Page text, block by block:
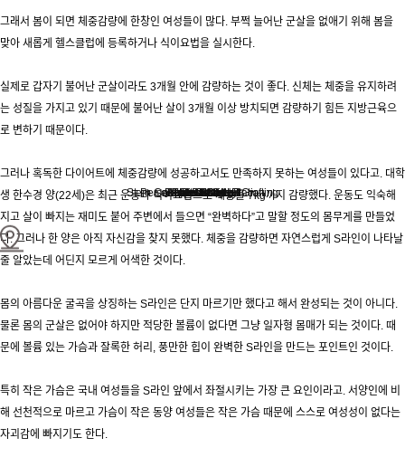
Personalized Consultation
Stem Cell
Stem Cell Liposuction & Grafting
Face & Body Lift
Petit & Lifting
Breast Surgery
LAST Diet
Eyes & Nose
Reviews
About TheLINE
그래서 봄이 되면 체중감량에 한창인 여성들이 많다. 부쩍 늘어난 군살을 없애기 위해 봄을
맞아 새롭게 헬스클럽에 등록하거나 식이요법을 실시한다.
실제로 갑자기 불어난 군살이라도 3개월 안에 감량하는 것이 좋다. 신체는 체중을 유지하려
는 성질을 가지고 있기 때문에 불어난 살이 3개월 이상 방치되면 감량하기 힘든 지방근육으
로 변하기 때문이다.
그러나 혹독한 다이어트에 체중감량에 성공하고서도 만족하지 못하는 여성들이 있다고. 대학
생 한수경 양(22세)은 최근 운동과 식이요법으로 체중을 7kg까지 감량했다. 운동도 익숙해
지고 살이 빠지는 재미도 붙어 주변에서 들으면 “완벽하다”고 말할 정도의 몸무게를 만들었
다. 그러나 한 양은 아직 자신감을 찾지 못했다. 체중을 감량하면 자연스럽게 S라인이 나타날
줄 알았는데 어딘지 모르게 어색한 것이다.
몸의 아름다운 굴곡을 상징하는 S라인은 단지 마르기만 했다고 해서 완성되는 것이 아니다.
물론 몸의 군살은 없어야 하지만 적당한 볼륨이 없다면 그냥 일자형 몸매가 되는 것이다. 때
문에 볼륨 있는 가슴과 잘록한 허리, 풍만한 힙이 완벽한 S라인을 만드는 포인트인 것이다.
특히 작은 가슴은 국내 여성들을 S라인 앞에서 좌절시키는 가장 큰 요인이라고. 서양인에 비
해 선천적으로 마르고 가슴이 작은 동양 여성들은 작은 가슴 때문에 스스로 여성성이 없다는
자괴감에 빠지기도 한다.